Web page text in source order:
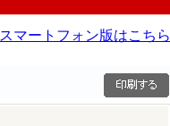
スマートフォン版はこちら